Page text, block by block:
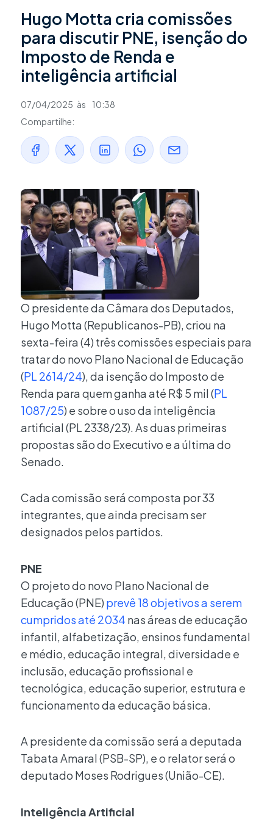
Hugo Motta cria comissões
para discutir PNE, isenção do
Imposto de Renda e
inteligência artificial
07/04/2025 às
10:38
Compartilhe:
O presidente da Câmara dos Deputados,
Hugo Motta (Republicanos-PB), criou na
sexta-feira (4) três comissões especiais para
tratar do novo Plano Nacional de Educação
(PL 2614/24), da isenção do Imposto de
Renda para quem ganha até R$ 5 mil (PL
1087/25) e sobre o uso da inteligência
artificial (PL 2338/23). As duas primeiras
propostas são do Executivo e a última do
Senado.
Cada comissão será composta por 33
integrantes, que ainda precisam ser
designados pelos partidos.
PNE
O projeto do novo Plano Nacional de
Educação (PNE) prevê 18 objetivos a serem
cumpridos até 2034 nas áreas de educação
infantil, alfabetização, ensinos fundamental
e médio, educação integral, diversidade e
inclusão, educação profissional e
tecnológica, educação superior, estrutura e
funcionamento da educação básica.
A presidente da comissão será a deputada
Tabata Amaral (PSB-SP), e o relator será o
deputado Moses Rodrigues (União-CE).
Inteligência Artificial